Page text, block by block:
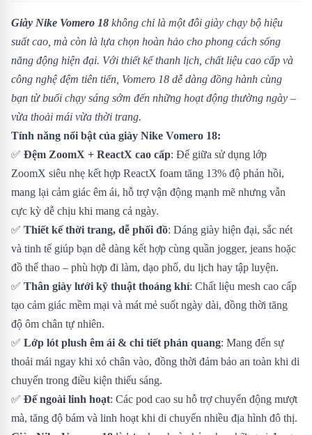
Giày Nike Vomero 18 không chỉ là một đôi giày chạy bộ hiệu
suất cao, mà còn là lựa chọn hoàn hảo cho phong cách sống
năng động hiện đại. Với thiết kế thanh lịch, chất liệu cao cấp và
công nghệ đệm tiên tiến, Vomero 18 dễ dàng đồng hành cùng
bạn từ buổi chạy sáng sớm đến những hoạt động thường ngày –
vừa thoải mái vừa thời trang.
Tính năng nổi bật của giày Nike Vomero 18:
✅ Đệm ZoomX + ReactX cao cấp: Đế giữa sử dụng lớp
ZoomX siêu nhẹ kết hợp ReactX foam tăng 13% độ phản hồi,
mang lại cảm giác êm ái, hỗ trợ vận động mạnh mẽ nhưng vẫn
cực kỳ dễ chịu khi mang cả ngày.
✅ Thiết kế thời trang, dễ phối đồ: Dáng giày hiện đại, sắc nét
và tinh tế giúp bạn dễ dàng kết hợp cùng quần jogger, jeans hoặc
đồ thể thao – phù hợp đi làm, dạo phố, du lịch hay tập luyện.
✅ Thân giày lưới kỹ thuật thoáng khí: Chất liệu mesh cao cấp
tạo cảm giác mềm mại và mát mẻ suốt ngày dài, đồng thời tăng
độ ôm chân tự nhiên.
✅ Lớp lót plush êm ái & chi tiết phản quang: Mang đến sự
thoải mái ngay khi xỏ chân vào, đồng thời đảm bảo an toàn khi di
chuyển trong điều kiện thiếu sáng.
✅ Đế ngoài linh hoạt: Các pod cao su hỗ trợ chuyển động mượt
mà, tăng độ bám và linh hoạt khi di chuyển nhiều địa hình đô thị.